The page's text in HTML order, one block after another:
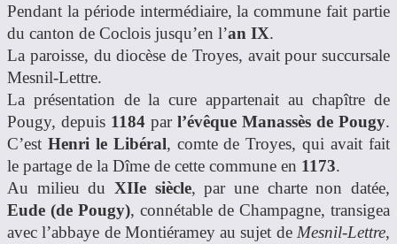
Pendant la période intermédiaire, la commune fait partie
du canton de Coclois jusqu’en l’an IX.
La paroisse, du diocèse de Troyes, avait pour succursale
Mesnil-Lettre.
La présentation de la cure appartenait au chapître de
Pougy, depuis 1184 par l’évêque Manassès de Pougy.
C’est Henri le Libéral, comte de Troyes, qui avait fait
le partage de la Dîme de cette commune en 1173.
Au milieu du XIIe siècle, par une charte non datée,
Eude (de Pougy), connétable de Champagne, transigea
avec l’abbaye de Montiéramey au sujet de Mesnil-Lettre,